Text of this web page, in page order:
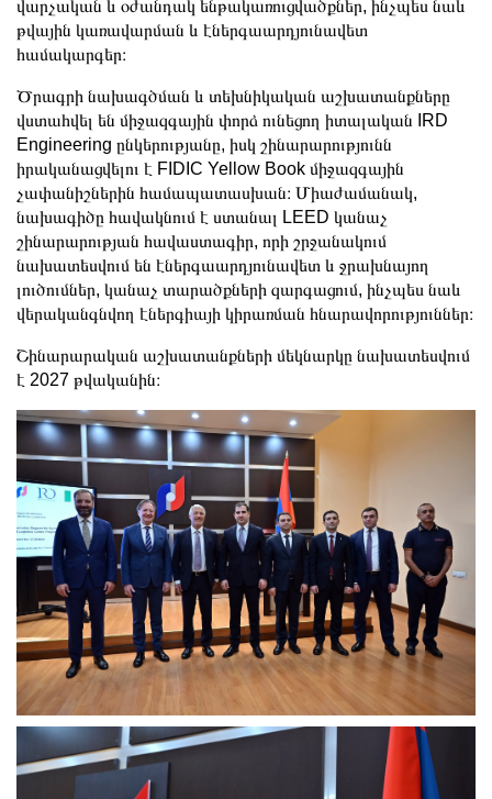
վարչական և օժանդակ ենթակառուցվածքներ, ինչպես նաև
թվային կառավարման և էներգաարդյունավետ
համակարգեր։
Ծրագրի նախագծման և տեխնիկական աշխատանքները
վստահվել են միջազգային փորձ ունեցող իտալական IRD
Engineering ընկերությանը, իսկ շինարարությունն
իրականացվելու է FIDIC Yellow Book միջազգային
չափանիշներին համապատասխան։ Միաժամանակ,
նախագիծը հավակնում է ստանալ LEED կանաչ
շինարարության հավաստագիր, որի շրջանակում
նախատեսվում են էներգաարդյունավետ և ջրախնայող
լուծումներ, կանաչ տարածքների զարգացում, ինչպես նաև
վերականգնվող էներգիայի կիրառման հնարավորություններ։
Շինարարական աշխատանքների մեկնարկը նախատեսվում
է 2027 թվականին։